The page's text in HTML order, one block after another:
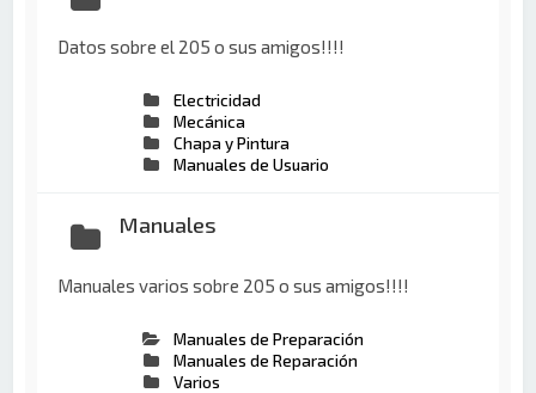
Datos sobre el 205 o sus amigos!!!!
Electricidad
Mecánica
Chapa y Pintura
Manuales de Usuario
Manuales
Manuales varios sobre 205 o sus amigos!!!!
Manuales de Preparación
Manuales de Reparación
Varios